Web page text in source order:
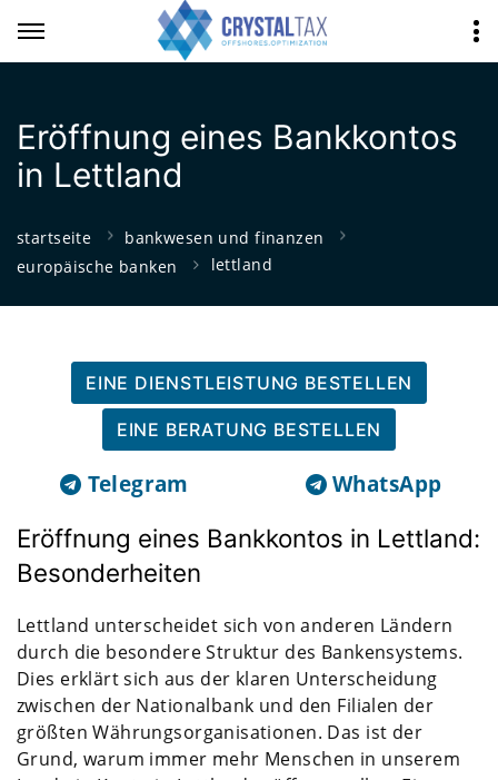
Eröffnung eines Bankkontos
in Lettland
startseite
bankwesen und finanzen
europäische banken
lettland
EINE DIENSTLEISTUNG BESTELLEN
EINE BERATUNG BESTELLEN
Telegram WhatsApp
Eröffnung eines Bankkontos in Lettland:
Besonderheiten
Lettland unterscheidet sich von anderen Ländern
durch die besondere Struktur des Bankensystems.
Dies erklärt sich aus der klaren Unterscheidung
zwischen der Nationalbank und den Filialen der
größten Währungsorganisationen. Das ist der
Grund, warum immer mehr Menschen in unserem